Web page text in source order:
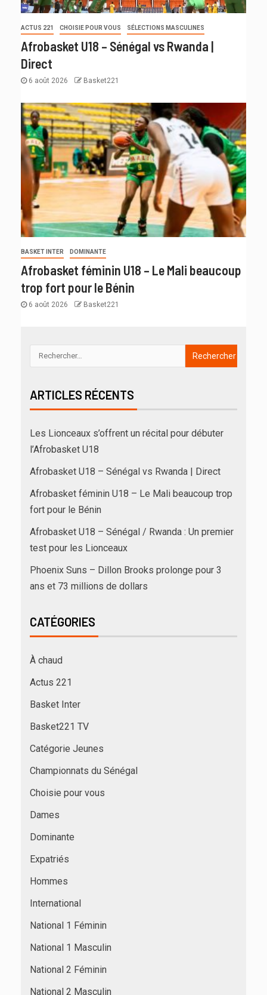
ACTUS 221 CHOISIE POUR VOUS SÉLECTIONS MASCULINES
Afrobasket U18 – Sénégal vs Rwanda |
Direct
6 août 2026 Basket221
BASKET INTER DOMINANTE
Afrobasket féminin U18 – Le Mali beaucoup
trop fort pour le Bénin
6 août 2026 Basket221
ARTICLES RÉCENTS
Les Lionceaux s’offrent un récital pour débuter
l’Afrobasket U18
Afrobasket U18 – Sénégal vs Rwanda | Direct
Afrobasket féminin U18 – Le Mali beaucoup trop
fort pour le Bénin
Afrobasket U18 – Sénégal / Rwanda : Un premier
test pour les Lionceaux
Phoenix Suns – Dillon Brooks prolonge pour 3
ans et 73 millions de dollars
CATÉGORIES
À chaud
Actus 221
Basket Inter
Basket221 TV
Catégorie Jeunes
Championnats du Sénégal
Choisie pour vous
Dames
Dominante
Expatriés
Hommes
International
National 1 Féminin
National 1 Masculin
National 2 Féminin
National 2 Masculin